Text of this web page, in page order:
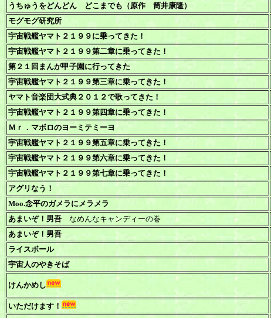
うちゅうをどんどん どこまでも（原作 筒井康隆）
モグモグ研究所
宇宙戦艦ヤマト２１９９に乗ってきた！
宇宙戦艦ヤマト２１９９第二章に乗ってきた！
第２１回まんが甲子園に行ってきた
宇宙戦艦ヤマト２１９９第三章に乗ってきた！
ヤマト音楽団大式典２０１２で歌ってきた！
宇宙戦艦ヤマト２１９９第四章に乗ってきた！
Ｍｒ．マボロのヨーミテミーヨ
宇宙戦艦ヤマト２１９９第五章に乗ってきた！
宇宙戦艦ヤマト２１９９第六章に乗ってきた！
宇宙戦艦ヤマト２１９９第七章に乗ってきた！
アグリなう！
Moo.念平のガメラにメラメラ
あまいぞ！男吾 なめんなキャンディーの巻
あまいぞ！男吾
ライスボール
宇宙人のやきそば
けんかめし
いただけます！